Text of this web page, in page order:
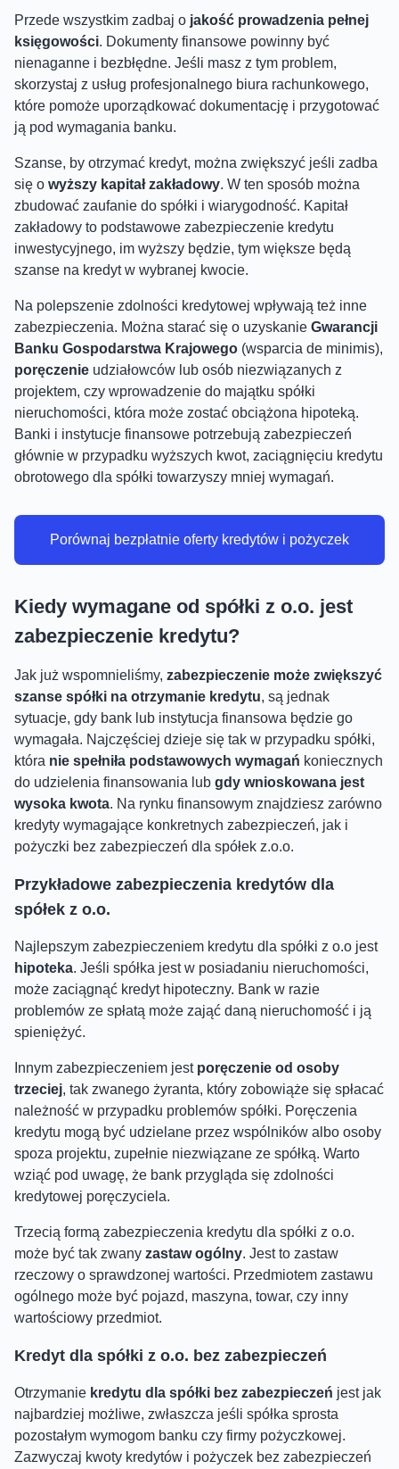
Przede wszystkim zadbaj o jakość prowadzenia pełnej
księgowości. Dokumenty finansowe powinny być
nienaganne i bezbłędne. Jeśli masz z tym problem,
skorzystaj z usług profesjonalnego biura rachunkowego,
które pomoże uporządkować dokumentację i przygotować
ją pod wymagania banku.
Szanse, by otrzymać kredyt, można zwiększyć jeśli zadba
się o wyższy kapitał zakładowy. W ten sposób można
zbudować zaufanie do spółki i wiarygodność. Kapitał
zakładowy to podstawowe zabezpieczenie kredytu
inwestycyjnego, im wyższy będzie, tym większe będą
szanse na kredyt w wybranej kwocie.
Na polepszenie zdolności kredytowej wpływają też inne
zabezpieczenia. Można starać się o uzyskanie Gwarancji
Banku Gospodarstwa Krajowego (wsparcia de minimis),
poręczenie udziałowców lub osób niezwiązanych z
projektem, czy wprowadzenie do majątku spółki
nieruchomości, która może zostać obciążona hipoteką.
Banki i instytucje finansowe potrzebują zabezpieczeń
głównie w przypadku wyższych kwot, zaciągnięciu kredytu
obrotowego dla spółki towarzyszy mniej wymagań.
Porównaj bezpłatnie oferty kredytów i pożyczek
Kiedy wymagane od spółki z o.o. jest
zabezpieczenie kredytu?
Jak już wspomnieliśmy, zabezpieczenie może zwiększyć
szanse spółki na otrzymanie kredytu, są jednak
sytuacje, gdy bank lub instytucja finansowa będzie go
wymagała. Najczęściej dzieje się tak w przypadku spółki,
która nie spełniła podstawowych wymagań koniecznych
do udzielenia finansowania lub gdy wnioskowana jest
wysoka kwota. Na rynku finansowym znajdziesz zarówno
kredyty wymagające konkretnych zabezpieczeń, jak i
pożyczki bez zabezpieczeń dla spółek z.o.o.
Przykładowe zabezpieczenia kredytów dla
spółek z o.o.
Najlepszym zabezpieczeniem kredytu dla spółki z o.o jest
hipoteka. Jeśli spółka jest w posiadaniu nieruchomości,
może zaciągnąć kredyt hipoteczny. Bank w razie
problemów ze spłatą może zająć daną nieruchomość i ją
spieniężyć.
Innym zabezpieczeniem jest poręczenie od osoby
trzeciej, tak zwanego żyranta, który zobowiąże się spłacać
należność w przypadku problemów spółki. Poręczenia
kredytu mogą być udzielane przez wspólników albo osoby
spoza projektu, zupełnie niezwiązane ze spółką. Warto
wziąć pod uwagę, że bank przygląda się zdolności
kredytowej poręczyciela.
Trzecią formą zabezpieczenia kredytu dla spółki z o.o.
może być tak zwany zastaw ogólny. Jest to zastaw
rzeczowy o sprawdzonej wartości. Przedmiotem zastawu
ogólnego może być pojazd, maszyna, towar, czy inny
wartościowy przedmiot.
Kredyt dla spółki z o.o. bez zabezpieczeń
Otrzymanie kredytu dla spółki bez zabezpieczeń jest jak
najbardziej możliwe, zwłaszcza jeśli spółka sprosta
pozostałym wymogom banku czy firmy pożyczkowej.
Zazwyczaj kwoty kredytów i pożyczek bez zabezpieczeń